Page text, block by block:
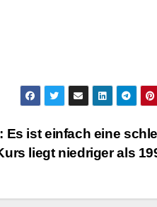
Es ist einfach eine
liegt niedriger als